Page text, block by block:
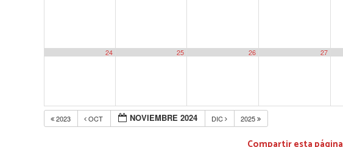
24 25 26 27
2023 OCT NOVIEMBRE 2024 DIC 2025